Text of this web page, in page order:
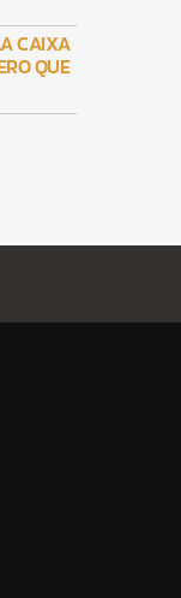
CAIXA
QUE